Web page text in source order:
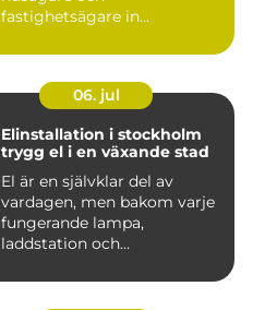
fastighetsägare in...
06. jul
Elinstallation i stockholm
trygg el i en växande stad
El är en självklar del av
vardagen, men bakom varje
fungerande lampa,
laddstation och